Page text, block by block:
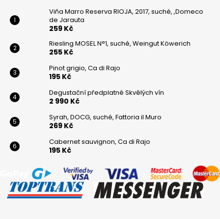
Viňa Marro Reserva RIOJA, 2017, suché, ,Domeco
de Jarauta
259 Kč
Riesling MOSEL N°1, suché, Weingut Köwerich
255 Kč
Pinot grigio, Ca di Rajo
195 Kč
Degustační předplatné Skvělých vín
2 990 Kč
Syrah, DOCG, suché, Fattoria il Muro
269 Kč
Cabernet sauvignon, Ca di Rajo
195 Kč